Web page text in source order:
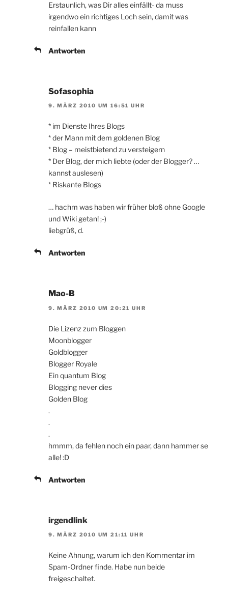
Erstaunlich, was Dir alles einfällt- da muss
irgendwo ein richtiges Loch sein, damit was
reinfallen kann
Antworten
Sofasophia
9. MÄRZ 2010 UM 16:51 UHR
* im Dienste Ihres Blogs
* der Mann mit dem goldenen Blog
* Blog – meistbietend zu versteigern
* Der Blog, der mich liebte (oder der Blogger? …
kannst auslesen)
* Riskante Blogs
… hachm was haben wir früher bloß ohne Google
und Wiki getan! ;-)
liebgrüß, d.
Antworten
Mao-B
9. MÄRZ 2010 UM 20:21 UHR
Die Lizenz zum Bloggen
Moonblogger
Goldblogger
Blogger Royale
Ein quantum Blog
Blogging never dies
Golden Blog
.
.
.
hmmm, da fehlen noch ein paar, dann hammer se
alle! :D
Antworten
irgendlink
9. MÄRZ 2010 UM 21:11 UHR
Keine Ahnung, warum ich den Kommentar im
Spam-Ordner finde. Habe nun beide
freigeschaltet.